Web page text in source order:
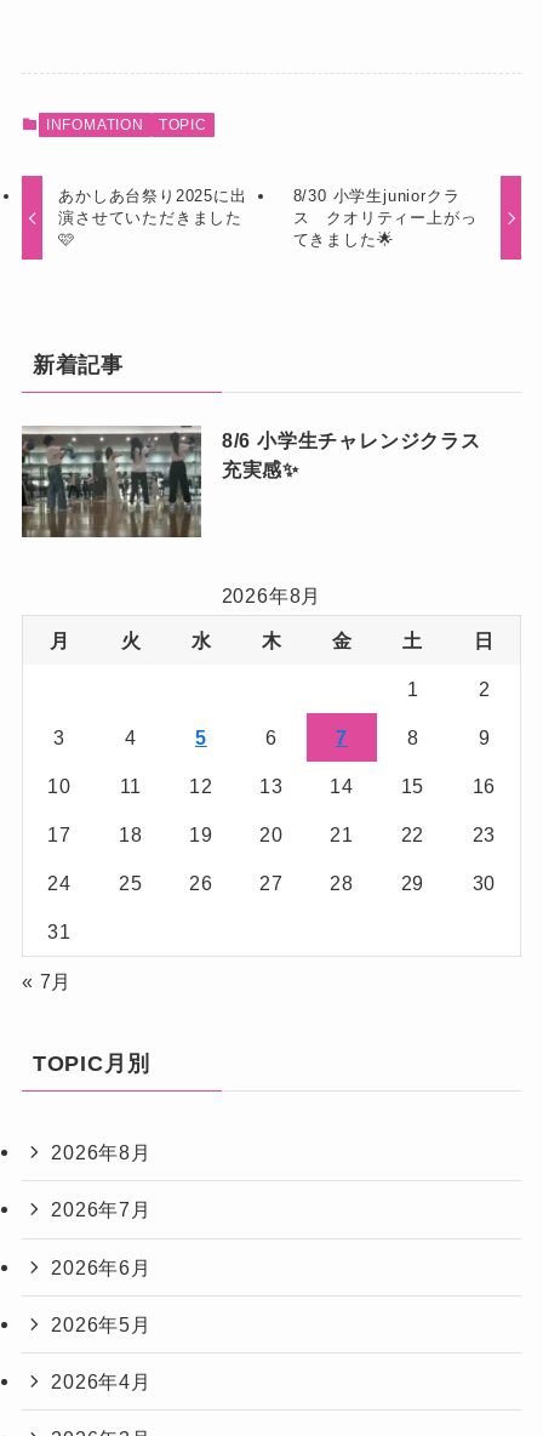
INFOMATION TOPIC
あかしあ台祭り2025に出
演させていただきました
🩷
8/30 小学生juniorクラ
ス クオリティー上がっ
てきました🌟
新着記事
8/6 小学生チャレンジクラス
充実感✨
2026年8月
月 火 水 木 金 土 日
1 2
3 4 5 6 7 8 9
10 11 12 13 14 15 16
17 18 19 20 21 22 23
24 25 26 27 28 29 30
31
« 7月
TOPIC月別
2026年8月
2026年7月
2026年6月
2026年5月
2026年4月